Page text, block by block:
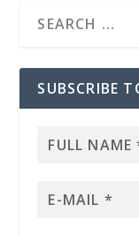
SUBSCRIBE